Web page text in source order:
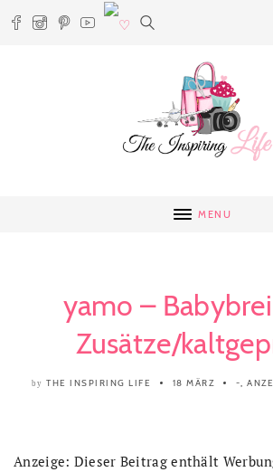
MENU
yamo –
Zusätze/
by THE INSPIRING LIFE 18 MÄRZ -,
Anzeige: Dieser Beitrag enthält